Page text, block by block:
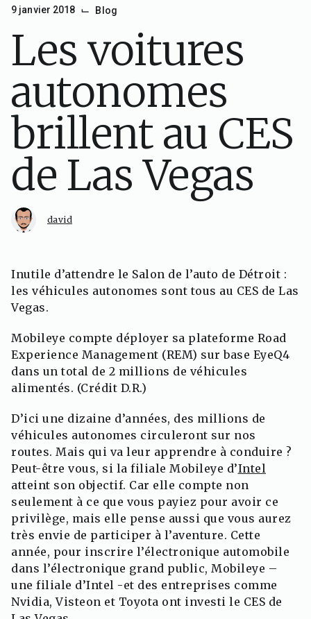
9 janvier 2018 ⌙ Blog
Les voitures
autonomes
brillent au CES
de Las Vegas
david
Inutile d’attendre le Salon de l’auto de Détroit :
les véhicules autonomes sont tous au CES de Las
Vegas.
Mobileye compte déployer sa plateforme Road
Experience Management (REM) sur base EyeQ4
dans un total de 2 millions de véhicules
alimentés. (Crédit D.R.)
D’ici une dizaine d’années, des millions de
véhicules autonomes circuleront sur nos
routes. Mais qui va leur apprendre à conduire ?
Peut-être vous, si la filiale Mobileye d’Intel
atteint son objectif. Car elle compte non
seulement à ce que vous payiez pour avoir ce
privilège, mais elle pense aussi que vous aurez
très envie de participer à l’aventure. Cette
année, pour inscrire l’électronique automobile
dans l’électronique grand public, Mobileye –
une filiale d’Intel -et des entreprises comme
Nvidia, Visteon et Toyota ont investi le CES de